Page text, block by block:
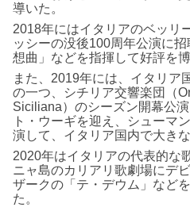
導いた。
2018年にはイタリアのベッリ
ッシーの没後100周年公演に
想曲」などを指揮して好評を博
また、2019年には、イタリア
の一つ、シチリア交響楽団（
Siciliana）のシーズン開幕公
ト・ウーギを迎え、シューマ
演して、イタリア国内で大き
2020年はイタリアの代表的な
ニャ島のカリアリ歌劇場にデ
ザークの「テ・デウム」など
た。